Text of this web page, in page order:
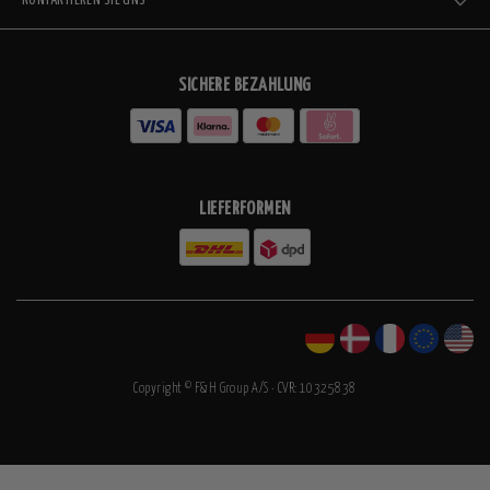
SICHERE BEZAHLUNG
LIEFERFORMEN
Copyright © F&H Group A/S · CVR: 10325838